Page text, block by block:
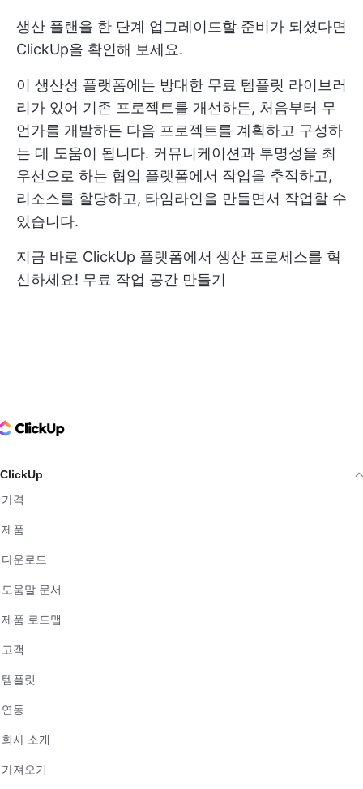
생산 플랜을 한 단계 업그레이드할 준비가 되셨다면
ClickUp을 확인해 보세요.
이 생산성 플랫폼에는 방대한 무료 템플릿 라이브러
리가 있어 기존 프로젝트를 개선하든, 처음부터 무
언가를 개발하든 다음 프로젝트를 계획하고 구성하
는 데 도움이 됩니다. 커뮤니케이션과 투명성을 최
우선으로 하는 협업 플랫폼에서 작업을 추적하고,
리소스를 할당하고, 타임라인을 만들면서 작업할 수
있습니다.
지금 바로 ClickUp 플랫폼에서 생산 프로세스를 혁
신하세요! 무료 작업 공간 만들기
Logo
ClickUp
가격
제품
다운로드
도움말 문서
제품 로드맵
고객
템플릿
연동
회사 소개
가져오기